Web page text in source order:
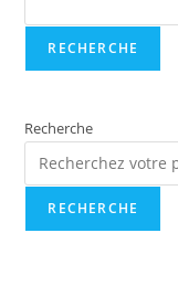
RECHERCHE
Recherche
RECHERCHE